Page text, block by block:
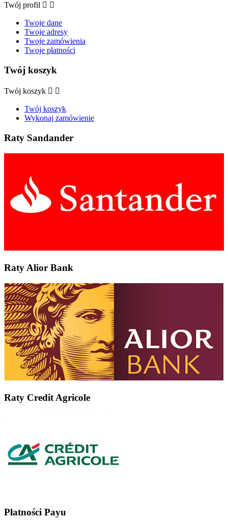
Twój profil  
Twoje dane
Twoje adresy
Twoje zamówienia
Twoje płatności
Twój koszyk
Twój koszyk  
Twój koszyk
Wykonaj zamówienie
Raty Sandander
Raty Alior Bank
Raty Credit Agricole
Płatności Payu